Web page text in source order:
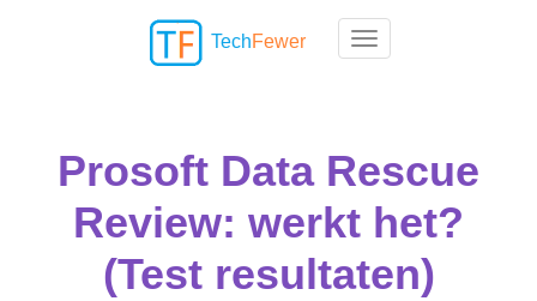
Toggle navigation
TechFewer
Prosoft Data Rescue
Review: werkt het?
(Test resultaten)